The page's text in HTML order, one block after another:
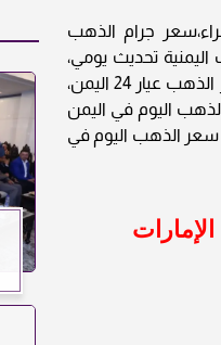
بيع وشراء،سعر جرام الذهب
تحديث يومي،
أسعار الذهب بالدولار في اليمن، سعر أونصة الذهب في اليمن، سعر الذهب عيار 21 اليمن، سعر الذهب عيار 24 اليمن،
الذهب اليوم في اليمن
سعر الذهب اليوم في